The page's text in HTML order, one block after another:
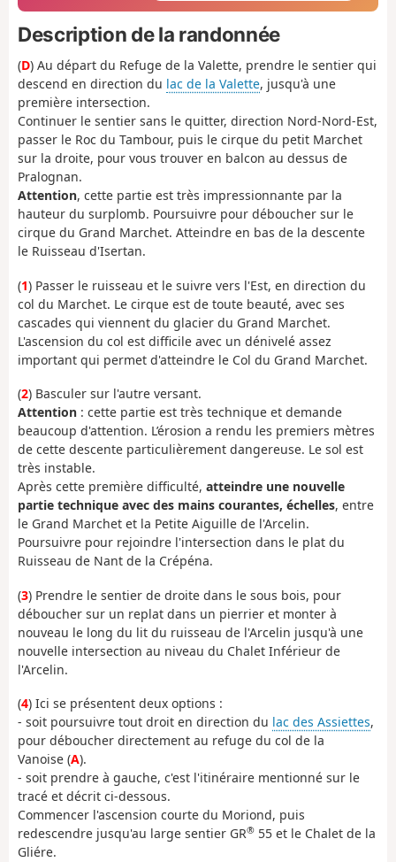
Description de la randonnée
(D) Au départ du Refuge de la Valette, prendre le sentier qui
descend en direction du lac de la Valette, jusqu'à une
première intersection.
Continuer le sentier sans le quitter, direction Nord-Nord-Est,
passer le Roc du Tambour, puis le cirque du petit Marchet
sur la droite, pour vous trouver en balcon au dessus de
Pralognan.
Attention, cette partie est très impressionnante par la
hauteur du surplomb. Poursuivre pour déboucher sur le
cirque du Grand Marchet. Atteindre en bas de la descente
le Ruisseau d'Isertan.
(1) Passer le ruisseau et le suivre vers l'Est, en direction du
col du Marchet. Le cirque est de toute beauté, avec ses
cascades qui viennent du glacier du Grand Marchet.
L'ascension du col est difficile avec un dénivelé assez
important qui permet d'atteindre le Col du Grand Marchet.
(2) Basculer sur l'autre versant.
Attention : cette partie est très technique et demande
beaucoup d'attention. L’érosion a rendu les premiers mètres
de cette descente particulièrement dangereuse. Le sol est
très instable.
Après cette première difficulté, atteindre une nouvelle
partie technique avec des mains courantes, échelles, entre
le Grand Marchet et la Petite Aiguille de l'Arcelin.
Poursuivre pour rejoindre l'intersection dans le plat du
Ruisseau de Nant de la Crépéna.
(3) Prendre le sentier de droite dans le sous bois, pour
déboucher sur un replat dans un pierrier et monter à
nouveau le long du lit du ruisseau de l'Arcelin jusqu'à une
nouvelle intersection au niveau du Chalet Inférieur de
l'Arcelin.
(4) Ici se présentent deux options :
- soit poursuivre tout droit en direction du lac des Assiettes,
pour déboucher directement au refuge du col de la
Vanoise (A).
- soit prendre à gauche, c'est l'itinéraire mentionné sur le
tracé et décrit ci-dessous.
Commencer l'ascension courte du Moriond, puis
redescendre jusqu'au large sentier GR® 55 et le Chalet de la
Gliére.